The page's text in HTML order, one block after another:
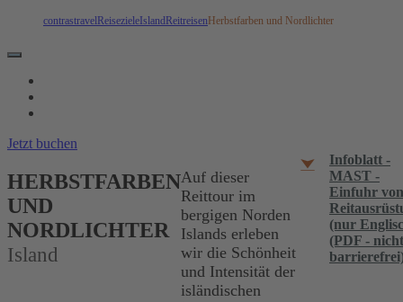
contrastravel Reiseziele Island Reitreisen Herbstfarben und Nordlichter
Jetzt buchen
HERBSTFARBEN
UND
NORDLICHTER
Island
Auf dieser
Reittour im
bergigen Norden
Islands erleben
wir die Schönheit
und Intensität der
isländischen
Infoblatt -
MAST -
Einfuhr von
(nur
(PDF - nicht